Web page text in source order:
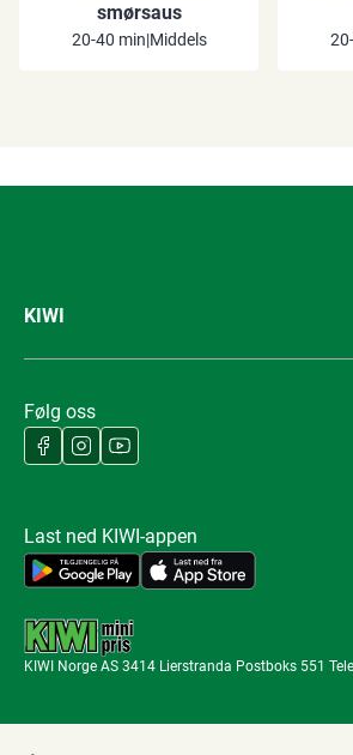
smørsaus
20-40 min|Middels
KIWI
Følg oss
Last ned KIWI-appen
KIWI Norge AS 3414 Lierstranda Postboks 551